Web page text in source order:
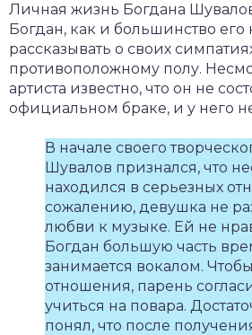
Личная жизнь Богдана
Богдан, как и большинство его
рассказывать о своих
противоположному полу.
артиста известно, что он не
официальном браке, и у него
В начале своего
Шувалов признался, что
находился в серьезных
сожалению, девушка не
любви к музыке. Ей не
Богдан большую часть
занимается вокалом.
отношения, парень
учиться на повара.
понял, что после